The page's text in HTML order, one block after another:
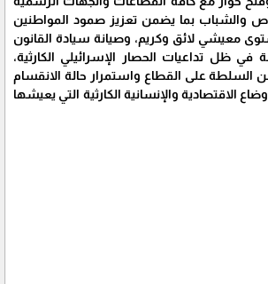
والشباب بما يضمن تعزيز صمود المواطنين
معيشي لائق وكريم، وصيانة سيادة القانون
في ظل تداعيات الحصار الإسرائيلي الكارثية،
السلطة على القطاع واستمرار حالة الانقسام
الاقتصادية والإنسانية الكارثية التي يعيشها